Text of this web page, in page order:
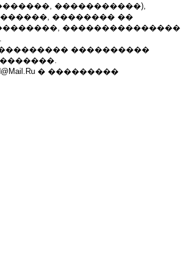
�����������),
�������� ��
���������������
����������
� ���������